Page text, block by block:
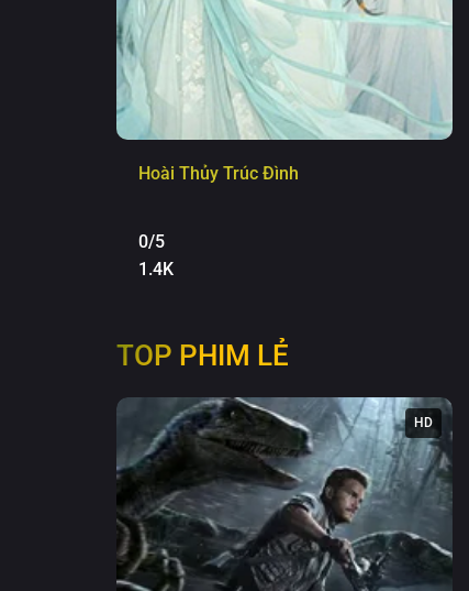
Hoài Thủy Trúc Đình
0/5
1.4K
TOP PHIM LẺ
HD